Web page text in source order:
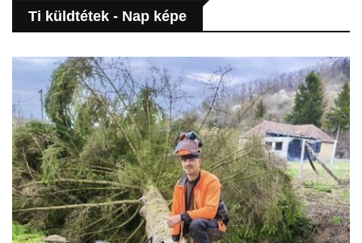
Ti küldtétek - Nap képe